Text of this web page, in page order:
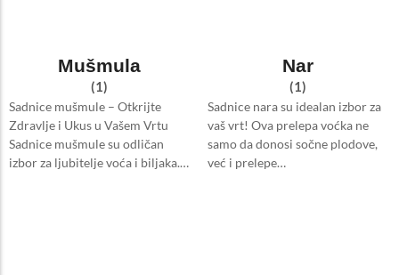
Mušmula
(1)
Sadnice mušmule – Otkrijte
Zdravlje i Ukus u Vašem Vrtu
Sadnice mušmule su odličan
izbor za ljubitelje voća i biljaka.…
Nar
(1)
Sadnice nara su idealan izbor za
vaš vrt! Ova prelepa voćka ne
samo da donosi sočne plodove,
već i prelepe…